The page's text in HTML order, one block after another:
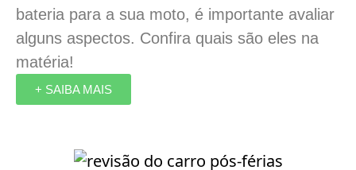
bateria para a sua moto, é importante avaliar
alguns aspectos. Confira quais são eles na
matéria!
+ SAIBA MAIS